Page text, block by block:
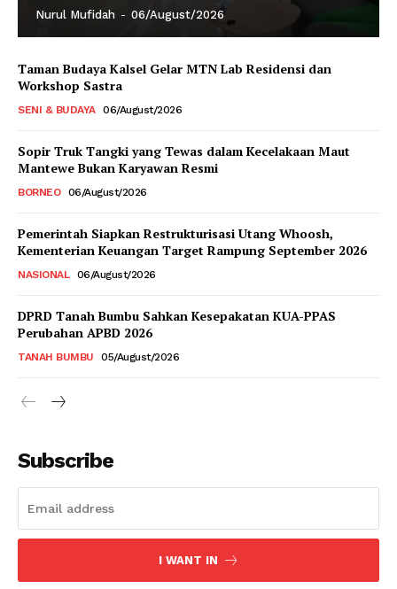
Nurul Mufidah - 06/August/2026
Taman Budaya Kalsel Gelar MTN Lab Residensi dan
Workshop Sastra
SENI & BUDAYA 06/August/2026
Sopir Truk Tangki yang Tewas dalam Kecelakaan Maut
Mantewe Bukan Karyawan Resmi
BORNEO 06/August/2026
Pemerintah Siapkan Restrukturisasi Utang Whoosh,
Kementerian Keuangan Target Rampung September 2026
NASIONAL 06/August/2026
DPRD Tanah Bumbu Sahkan Kesepakatan KUA-PPAS
Perubahan APBD 2026
TANAH BUMBU 05/August/2026
Subscribe
I WANT IN